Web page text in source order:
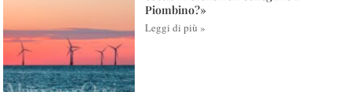
Piombino?»
Leggi di più »